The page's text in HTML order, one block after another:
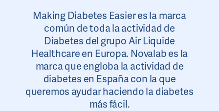
Making Diabetes Easier es la marca
común de toda la actividad de
Diabetes del grupo Air Liquide
Healthcare en Europa. Novalab es la
marca que engloba la actividad de
diabetes en España con la que
queremos ayudar haciendo la diabetes
más fácil.